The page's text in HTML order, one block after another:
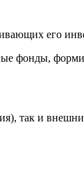
его
фонды,
так и